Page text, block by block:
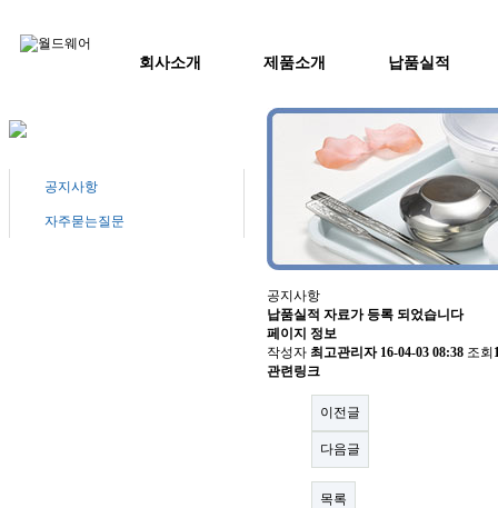
회사소개 제품소개 납품실적
공지사항
자주묻는질문
공지사항
납품실적 자료가 등록 되었습니다
페이지 정보
작성자 최고관리자 16-04-03 08:38 조회
관련링크
이전글
다음글
목록